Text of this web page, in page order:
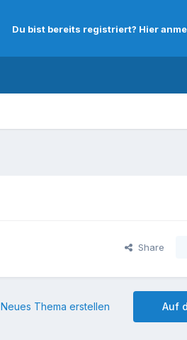
Du bist bereits registriert? Hier
Share
Auf
Neues Thema erstellen